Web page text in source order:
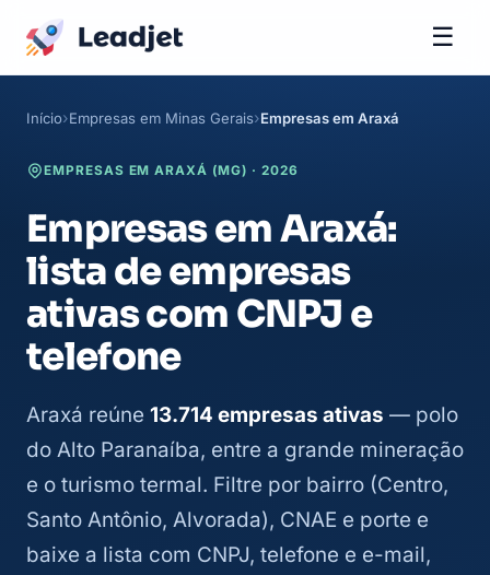
☰
Início Empresas em Minas Gerais Empresas em Araxá
EMPRESAS EM ARAXÁ (MG) · 2026
Empresas em Araxá:
lista de empresas
ativas com CNPJ e
telefone
Araxá reúne 13.714 empresas ativas — polo
do Alto Paranaíba, entre a grande mineração
e o turismo termal. Filtre por bairro (Centro,
Santo Antônio, Alvorada), CNAE e porte e
baixe a lista com CNPJ, telefone e e-mail,